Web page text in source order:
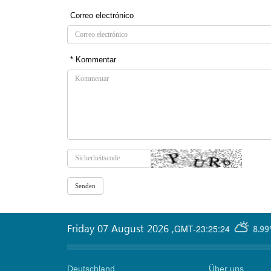
Correo electrónico
* Kommentar
GMT-23:25:24
Friday 07 August 2026 ,
Deutschland Über uns